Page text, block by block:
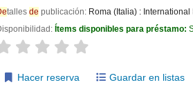
tallesde publicación: Roma (Italia) : International
Ítems disponibles para préstamo:
Hacer reserva Guardar en listas